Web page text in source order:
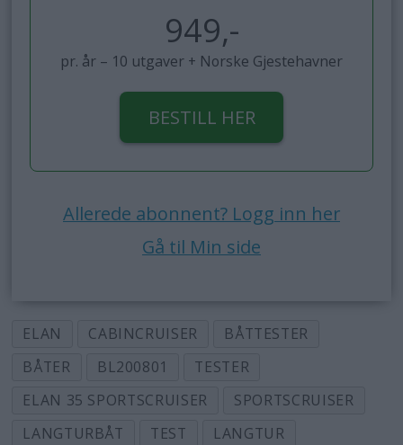
949,-
pr. år – 10 utgaver + Norske Gjestehavner
BESTILL HER
Allerede abonnent? Logg inn her
Gå til Min side
ELAN CABINCRUISER
BÅTTESTER
BÅTER
BL200801
TESTER
ELAN 35 SPORTSCRUISER
SPORTSCRUISER
LANGTURBÅT
TEST LANGTUR